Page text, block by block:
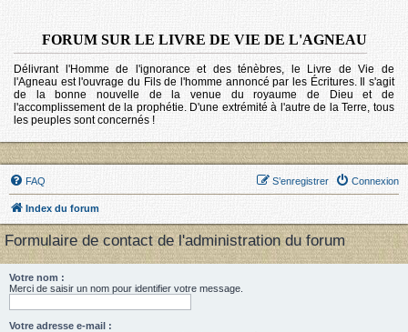
FORUM SUR LE LIVRE DE VIE DE L'AGNEAU
Délivrant l'Homme de l'ignorance et des ténèbres, le Livre de Vie de
l'Agneau est l'ouvrage du Fils de l'homme annoncé par les Écritures. Il s'agit
de la bonne nouvelle de la venue du royaume de Dieu et de
l'accomplissement de la prophétie. D'une extrémité à l'autre de la Terre, tous
les peuples sont concernés !
FAQ Connexion
S’enregistrer
Index du forum
Formulaire de contact de l'administration du forum
Votre nom :
Merci de saisir un nom pour identifier votre message.
Votre adresse e-mail :